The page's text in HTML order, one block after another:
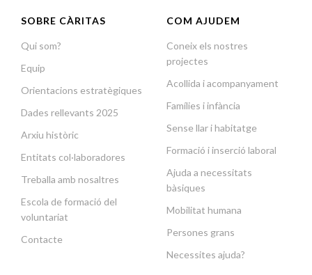
SOBRE CÀRITAS
Qui som?
Equip
Orientacions estratègiques
Dades rellevants 2025
Arxiu històric
Entitats col·laboradores
Treballa amb nosaltres
Escola de formació del
voluntariat
Contacte
COM AJUDEM
Coneix els nostres
projectes
Acollida i acompanyament
Famílies i infància
Sense llar i habitatge
Formació i inserció laboral
Ajuda a necessitats
bàsiques
Mobilitat humana
Persones grans
Necessites ajuda?